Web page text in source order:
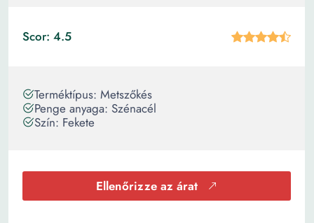
Scor: 4.5
Terméktípus: Metszőkés
Penge anyaga: Szénacél
Szín: Fekete
Ellenőrizze az árat